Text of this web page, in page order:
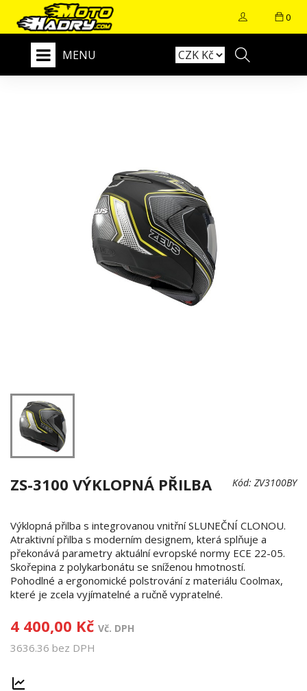
0
MENU
ZS-3100 VÝKLOPNÁ PŘILBA Kód: ZV3100BY
Výklopná přilba s integrovanou vnitřní SLUNEČNÍ CLONOU.
Atraktivní přilba s moderním designem, která splňuje a
překonává parametry aktuální evropské normy ECE 22-05.
Skořepina z polykarbonátu se sníženou hmotností.
Pohodlné a ergonomické polstrování z materiálu Coolmax,
které je zcela vyjímatelné a ručně vypratelné.
4 400,00 Kč Vč. DPH
3636.36 bez DPH